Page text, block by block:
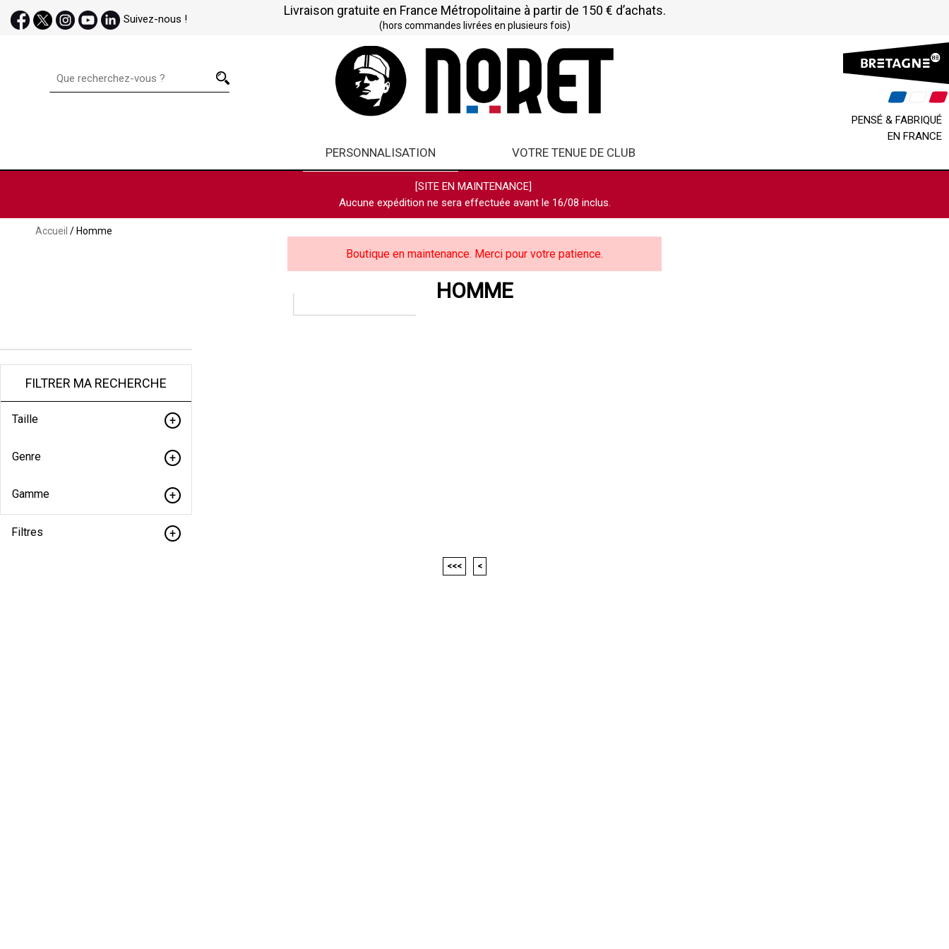
Suivez-nous !
Livraison gratuite en France Métropolitaine à partir de 150 € d’achats.
(hors commandes livrées en plusieurs fois)
PENSÉ & FABRIQUÉ
EN FRANCE
PERSONNALISATION VOTRE TENUE DE CLUB
[SITE EN MAINTENANCE]
Aucune expédition ne sera effectuée avant le 16/08 inclus.
Accueil / Homme
Boutique en maintenance. Merci pour votre patience.
HOMME
FILTRER MA RECHERCHE
Taille
Genre
Gamme
Filtres
<<< <